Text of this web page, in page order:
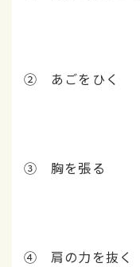
➁ あごをひく
➂ 胸を張る
④ 肩の力を抜く